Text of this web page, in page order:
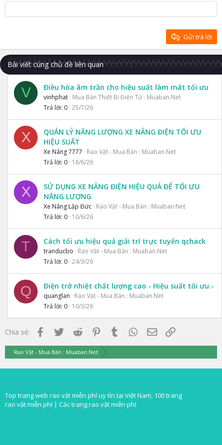
18
22
Verdana
Gửi trả lời
Bài viết cùng chủ đề liên quan
V Điều hòa âm trần cho hiệu suất làm mát tối ưu
vinhphat Mua Bán Thiết Bị Điện Tử : Muaban.Net
Trả lời 0 25/7/26
X
QUẢN LÝ NĂNG LƯỢNG XE NÂNG ĐIỆN TỐI ƯU
HIỆU SUẤT
Xe Nâng 7777
Rao Vặt - Mua Bán : Muaban.Net
Trả lời 0 18/6/26
X
SỬ DỤNG XE NÂNG ĐIỆN HIỆU QUẢ ĐỂ TỐI ƯU
NĂNG LƯỢNG
Xe Nâng Lập Đức Rao Vặt - Mua Bán : Muaban.Net
Trả lời 0 10/6/26
T Cách tối ưu hiệu quả giải trí trực tuyến qchack
tranducbo
Rao Vặt - Mua Bán : Muaban.Net
Trả lời 0 24/3/26
Q Điện trở nhiệt chất lượng cao - Hiệu suất tối ưu.-
quanglan
Rao Vặt - Mua Bán : Muaban.Net
Trả lời 0 10/3/26
Chia sẻ: Facebook
Twitter Reddit PinterestTumblr WhatsApp
Email
Rao Vặt - Mua Bán : Muaban.Net
Top trang web rao vặt miễn phí uy tín tại Việt Nam, 100 trang
rao vặt miễn phí | Các trang rao vặt miễn phí